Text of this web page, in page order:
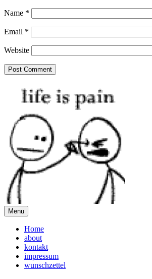
Name *
Email *
Website
Menu
Home
about
kontakt
impressum
wunschzettel